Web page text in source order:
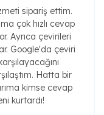
sipariş ettim.
çok hızlı cevap
Ayrıca çevirileri
Google'da çeviri
Hatta bir
kimse cevap
kurtardı!